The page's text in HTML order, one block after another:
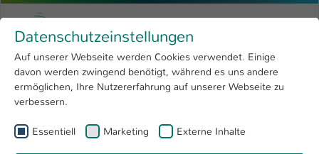
Menu
Research 4
Open submenu
University
International
Skip to main content
University of Applied Sciences
You are here: Laufende Forschungsprojekte
QM³ - Quality, Modeling, Machining &
Materials
Datenschutzeinstellungen
Auf unserer Webseite werden Cookies verwendet. Einige
davon werden zwingend benötigt, während es uns andere
ermöglichen, Ihre Nutzererfahrung auf unserer Webseite zu
verbessern.
Essentiell Marketing Externe Inhalte